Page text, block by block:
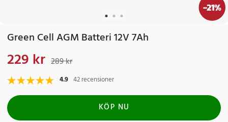
-21%
Green Cell AGM Batteri 12V 7Ah
Nuvarande pris
229 kr 289 kr
4.9 42 recensioner
KÖP NU